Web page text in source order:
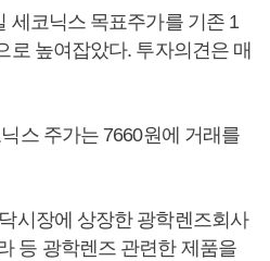
세코닉스 목표주가를 기존 1
로 높여잡았다. 투자의견은 매
스 주가는 7660원에 거래를
시장에 상장한 광학렌즈회사
등 광학렌즈 관련한 제품을